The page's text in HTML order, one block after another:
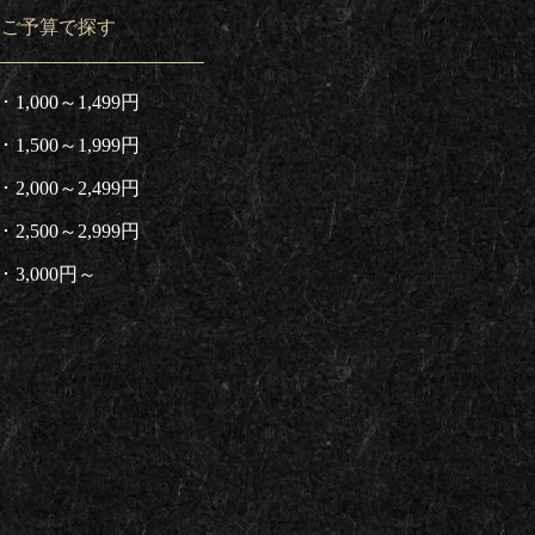
ご予算で探す
1,000～1,499円
1,500～1,999円
2,000～2,499円
2,500～2,999円
3,000円～